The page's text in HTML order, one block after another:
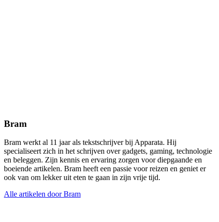
Bram
Bram werkt al 11 jaar als tekstschrijver bij Apparata. Hij
specialiseert zich in het schrijven over gadgets, gaming, technologie
en beleggen. Zijn kennis en ervaring zorgen voor diepgaande en
boeiende artikelen. Bram heeft een passie voor reizen en geniet er
ook van om lekker uit eten te gaan in zijn vrije tijd.
Alle artikelen door Bram